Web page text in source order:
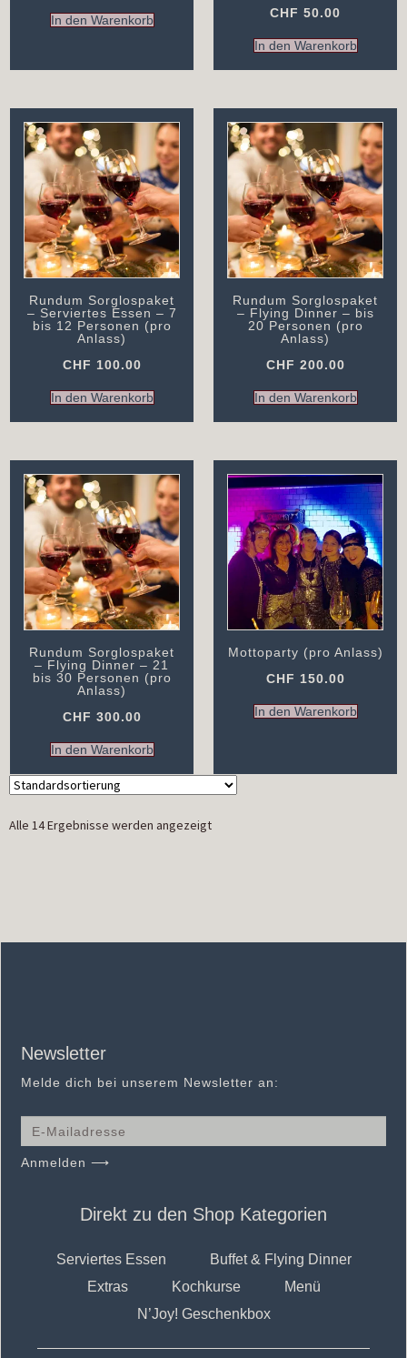
In den Warenkorb
CHF 50.00
In den Warenkorb
Rundum Sorglospaket
– Serviertes Essen – 7
bis 12 Personen (pro
Anlass)
CHF 100.00
In den Warenkorb
Rundum Sorglospaket
– Flying Dinner – bis
20 Personen (pro
Anlass)
CHF 200.00
In den Warenkorb
Rundum Sorglospaket
– Flying Dinner – 21
bis 30 Personen (pro
Anlass)
CHF 300.00
In den Warenkorb
Mottoparty (pro Anlass)
CHF 150.00
In den Warenkorb
Alle 14 Ergebnisse werden angezeigt
Direkt zu den Shop Kategorien
Serviertes Essen
Buffet & Flying Dinner
Extras
Kochkurse
Menü
N’Joy! Geschenkbox
Newsletter
Melde dich bei unserem Newsletter an:
Anmelden ⟶